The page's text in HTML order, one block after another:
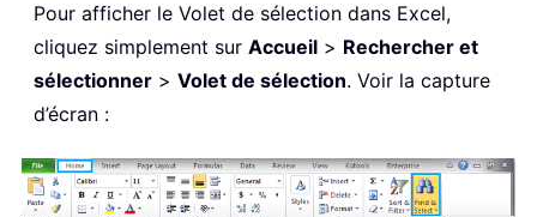
Pour afficher le Volet de sélection dans Excel,
cliquez simplement sur Accueil > Rechercher et
sélectionner > Volet de sélection. Voir la capture
d’écran :